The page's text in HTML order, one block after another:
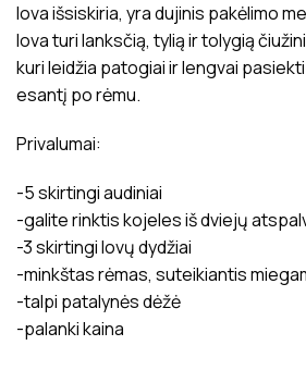
lova išsiskiria, yra dujinis pakėlimo
lova turi lanksčią, tylią ir tolygią
kuri leidžia patogiai ir lengvai
esantį po rėmu.
Privalumai:
-5 skirtingi audiniai
-galite rinktis kojeles iš dviejų
-3 skirtingi lovų dydžiai
-minkštas rėmas, suteikiantis
-talpi patalynės dėžė
-palanki kaina